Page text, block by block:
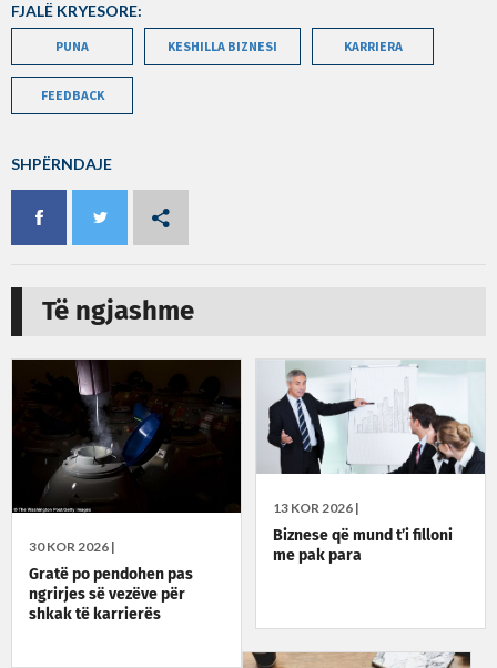
FJALË KRYESORE:
PUNA KESHILLA BIZNESI KARRIERA
FEEDBACK
SHPËRNDAJE
Të ngjashme
30 KOR 2026 |
Gratë po pendohen pas
ngrirjes së vezëve për
shkak të karrierës
13 KOR 2026 |
Biznese që mund t’i filloni
me pak para